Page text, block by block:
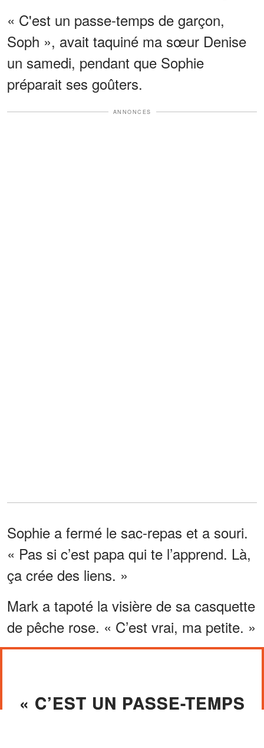
« C'est un passe-temps de garçon,
Soph », avait taquiné ma sœur Denise
un samedi, pendant que Sophie
préparait ses goûters.
ANNONCES
Sophie a fermé le sac-repas et a souri.
« Pas si c’est papa qui te l’apprend. Là,
ça crée des liens. »
Mark a tapoté la visière de sa casquette
de pêche rose. « C’est vrai, ma petite. »
« C’EST UN PASSE-TEMPS